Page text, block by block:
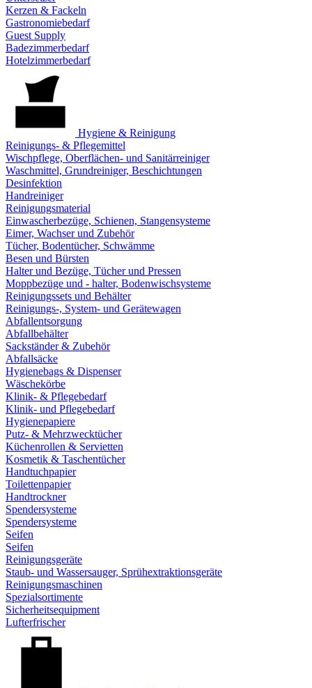
Kerzen & Fackeln
Gastronomiebedarf
Guest Supply
Badezimmerbedarf
Hotelzimmerbedarf
Hygiene & Reinigung
Reinigungs- & Pflegemittel
Wischpflege, Oberflächen- und Sanitärreiniger
Waschmittel, Grundreiniger, Beschichtungen
Desinfektion
Handreiniger
Reinigungsmaterial
Einwascherbezüge, Schienen, Stangensysteme
Eimer, Wachser und Zubehör
Tücher, Bodentücher, Schwämme
Besen und Bürsten
Halter und Bezüge, Tücher und Pressen
Moppbezüge und - halter, Bodenwischsysteme
Reinigungssets und Behälter
Reinigungs-, System- und Gerätewagen
Abfallentsorgung
Abfallbehälter
Sackständer & Zubehör
Abfallsäcke
Hygienebags & Dispenser
Wäschekörbe
Klinik- & Pflegebedarf
Klinik- und Pflegebedarf
Hygienepapiere
Putz- & Mehrzwecktücher
Küchenrollen & Servietten
Kosmetik & Taschentücher
Handtuchpapier
Toilettenpapier
Handtrockner
Spendersysteme
Spendersysteme
Seifen
Seifen
Reinigungsgeräte
Staub- und Wassersauger, Sprühextraktionsgeräte
Reinigungsmaschinen
Spezialsortimente
Sicherheitsequipment
Lufterfrischer